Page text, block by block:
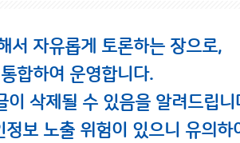
서 자유롭게 토론하는 장으로,
합하여 운영합니다.
삭제될 수 있음을 알려드립니
보 노출 위험이 있으니 유의하